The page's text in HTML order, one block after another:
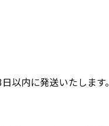
以内に発送いたします。